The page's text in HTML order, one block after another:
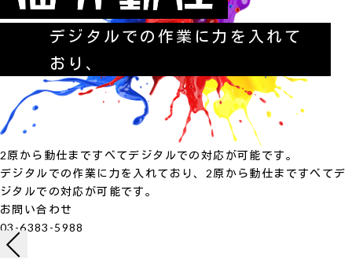
デジタルでの作業に力を入れて
おり、
2原から動仕まですべてデジタルでの対応が可能です。
デジタルでの作業に力を入れており、2原から動仕まですべてデ
ジタルでの対応が可能です。
お問い合わせ
03-6383-5988